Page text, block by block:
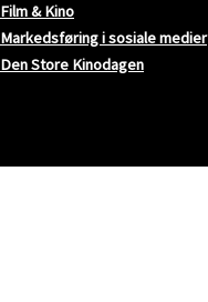
Film & Kino
Markedsføring i sosiale medier
Den Store Kinodagen